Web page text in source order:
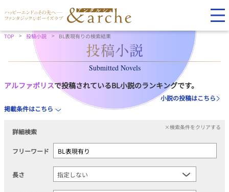
TOP 投稿小説 BL表現有りの検索結果
Submitted Novels
アルファポリスで投稿されているBL小説のランキングです。
小説の投稿はこちら
掲載条件はこちら
詳細検索
×検索条件をクリアする
フリーワード
長さ